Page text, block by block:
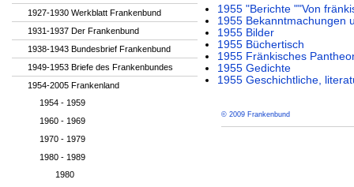
1955 "Berichte ""Von
1955 Bekanntmachungen
1955 Bilder
1955 Büchertisch
1955 Fränkisches
1955 Gedichte
1955 Geschichtliche,
© 2009 Frankenbund
1927-1930 Werkblatt Frankenbund
1931-1937 Der Frankenbund
1938-1943 Bundesbrief Frankenbund
1949-1953 Briefe des Frankenbundes
1954-2005 Frankenland
1954 - 1959
1960 - 1969
1970 - 1979
1980 - 1989
1980